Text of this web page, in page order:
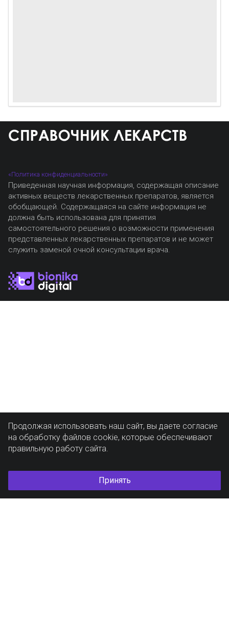
«Политика конфиденциальности»
Приведенная научная информация, содержащая описание
активных веществ лекарственных препаратов, является
обобщающей. Содержащаяся на сайте информация не
должна быть использована для принятия
самостоятельного решения о возможности применения
представленных лекарственных препаратов и не может
служить заменой очной консультации врача.
Продолжая использовать наш сайт, вы даете согласие
на обработку файлов cookie, которые обеспечивают
правильную работу сайта.
Принять